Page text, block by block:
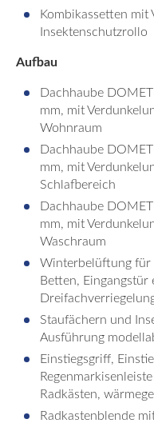
Kombikassetten mit
Insektenschutzrollo
Aufbau
Dachhaube
mm, mit
Wohnraum
Dachhaube
mm, mit
Schlafbereich
Dachhaube
mm, mit
Waschraum
Winterbelüftung für
Betten,
Staufächern und
Ausführung
Einstiegsgriff,
Radkästen,
Radkastenblende